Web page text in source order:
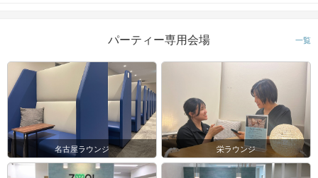
パーティー専用会場 一覧
名古屋ラウンジ 栄ラウンジ